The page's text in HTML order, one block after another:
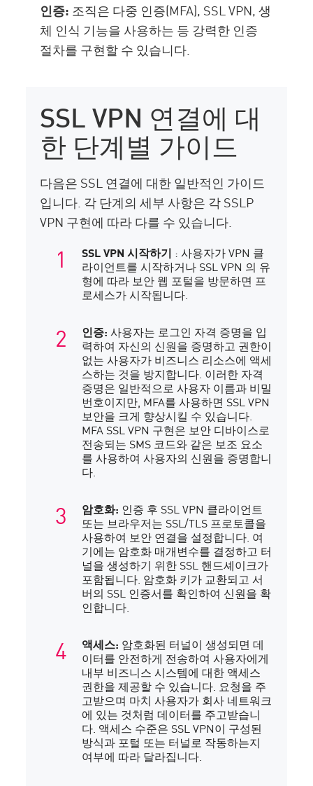
인증: 조직은 다중 인증(MFA), SSL VPN, 생
체 인식 기능을 사용하는 등 강력한 인증
절차를 구현할 수 있습니다.
SSL VPN 연결에 대
한 단계별 가이드
다음은 SSL 연결에 대한 일반적인 가이드
입니다. 각 단계의 세부 사항은 각 SSLP
VPN 구현에 따라 다를 수 있습니다.
SSL VPN 시작하기 : 사용자가 VPN 클
라이언트를 시작하거나 SSL VPN 의 유
형에 따라 보안 웹 포털을 방문하면 프
로세스가 시작됩니다.
인증:사용자는 로그인 자격 증명을 입
력하여 자신의 신원을 증명하고 권한이
없는 사용자가 비즈니스 리소스에 액세
스하는 것을 방지합니다. 이러한 자격
증명은 일반적으로 사용자 이름과 비밀
번호이지만, MFA를 사용하면 SSL VPN
보안을 크게 향상시킬 수 있습니다.
MFA SSL VPN 구현은 보안 디바이스로
전송되는 SMS 코드와 같은 보조 요소
를 사용하여 사용자의 신원을 증명합니
다.
암호화: 인증 후 SSL VPN 클라이언트
또는 브라우저는 SSL/TLS 프로토콜을
사용하여 보안 연결을 설정합니다. 여
기에는 암호화 매개변수를 결정하고 터
널을 생성하기 위한 SSL 핸드셰이크가
포함됩니다. 암호화 키가 교환되고 서
버의 SSL 인증서를 확인하여 신원을 확
인합니다.
액세스: 암호화된 터널이 생성되면 데
이터를 안전하게 전송하여 사용자에게
내부 비즈니스 시스템에 대한 액세스
권한을 제공할 수 있습니다. 요청을 주
고받으며 마치 사용자가 회사 네트워크
에 있는 것처럼 데이터를 주고받습니
다. 액세스 수준은 SSL VPN이 구성된
방식과 포털 또는 터널로 작동하는지
여부에 따라 달라집니다.